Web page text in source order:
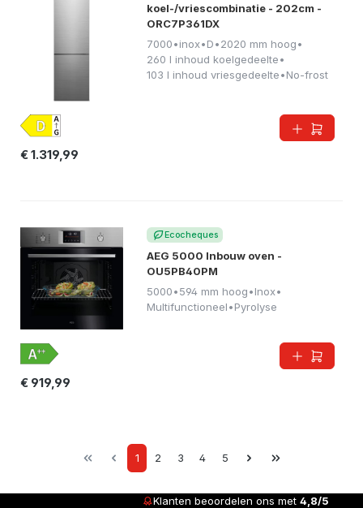
koel-/vriescombinatie - 202cm -
ORC7P361DX
7000•inox•D•2020 mm hoog•
260 l inhoud koelgedeelte•
103 l inhoud vriesgedeelte•No-frost
€ 1.319,99
Ecocheques
AEG 5000 Inbouw oven -
OU5PB40PM
5000•594 mm hoog•Inox•
Multifunctioneel•Pyrolyse
€ 919,99
Page
1 Page
2 Page
3 Page
4 Page
5
Klanten beoordelen ons met4,8/5